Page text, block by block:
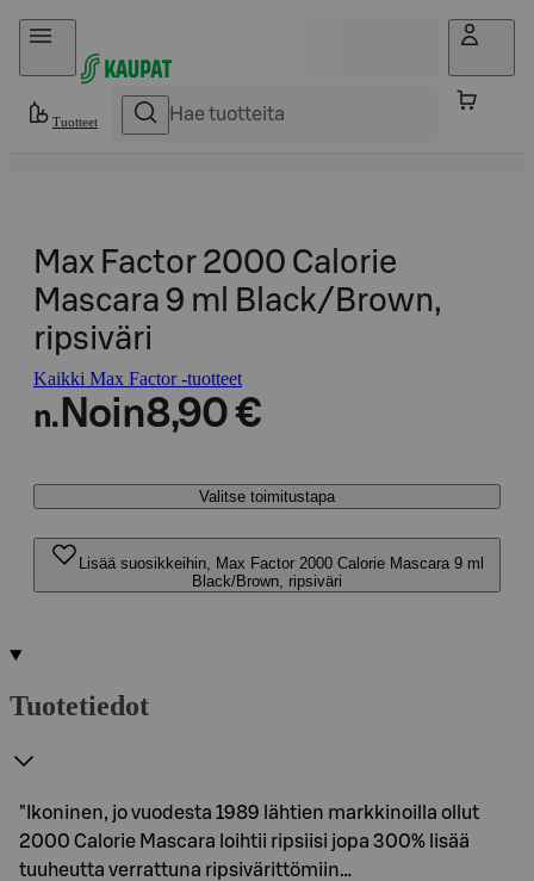
Hyppää sisältöön
Tuotteet
Max Factor 2000 Calorie
Mascara 9 ml Black/Brown,
ripsiväri
Kaikki Max Factor -tuotteet
n. Noin8,90 €
Valitse toimitustapa
Lisää suosikkeihin, Max Factor 2000 Calorie Mascara 9 ml
Black/Brown, ripsiväri
Tuotetiedot
"Ikoninen, jo vuodesta 1989 lähtien markkinoilla ollut
2000 Calorie Mascara loihtii ripsiisi jopa 300% lisää
tuuheutta verrattuna ripsivärittömiin…